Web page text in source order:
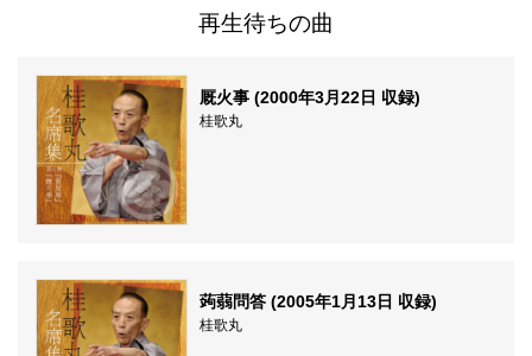
再生待ちの曲
厩火事 (2000年3月22日 収録)
桂歌丸
蒟蒻問答 (2005年1月13日 収録)
桂歌丸